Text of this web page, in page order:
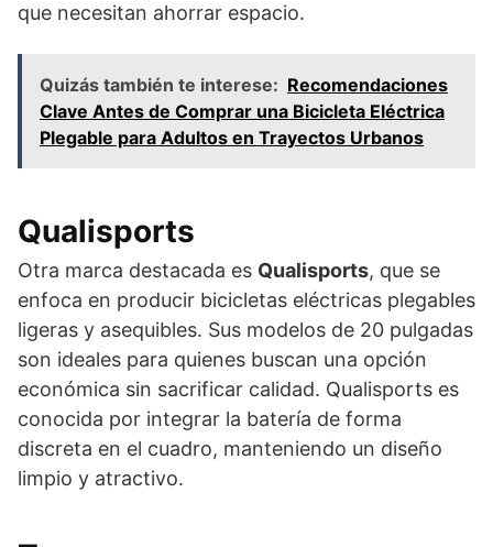
que necesitan ahorrar espacio.
Quizás también te interese: Recomendaciones
Clave Antes de Comprar una Bicicleta Eléctrica
Plegable para Adultos en Trayectos Urbanos
Qualisports
Otra marca destacada es Qualisports, que se
enfoca en producir bicicletas eléctricas plegables
ligeras y asequibles. Sus modelos de 20 pulgadas
son ideales para quienes buscan una opción
económica sin sacrificar calidad. Qualisports es
conocida por integrar la batería de forma
discreta en el cuadro, manteniendo un diseño
limpio y atractivo.